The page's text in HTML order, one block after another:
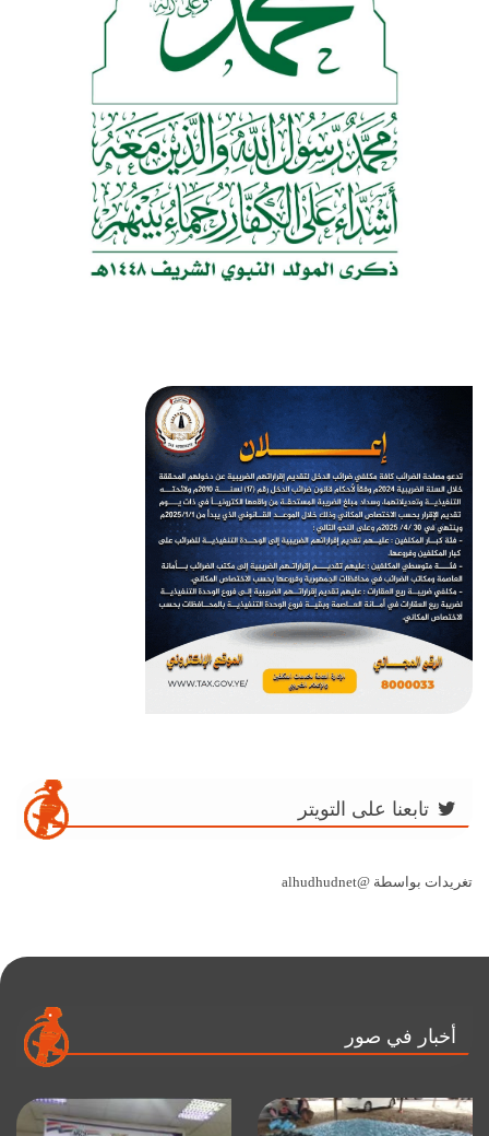
تابعنا على التويتر
تغريدات بواسطة @alhudhudnet
أخبار في صور